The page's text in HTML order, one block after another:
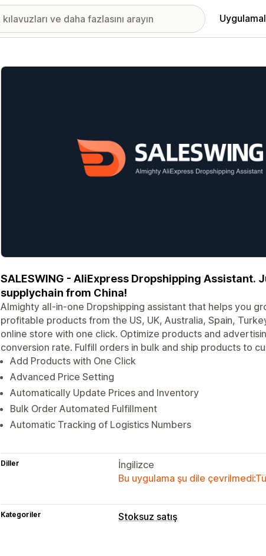
Öne çıkan görsel galerisi
SALESWING - AliExpress Dropshipping Assistant.
supplychain from China!
Almighty all-in-one Dropshipping assistant that helps you
profitable products from the US, UK, Australia, Spain,
online store with one click. Optimize products and
conversion rate. Fulfill orders in bulk and ship products to
Add Products with One Click
Advanced Price Setting
Automatically Update Prices and Inventory
Bulk Order Automated Fulfillment
Automatic Tracking of Logistics Numbers
Diller
İngilizce
Bu uygulama şu dile
Kategoriler Stoksuz satış